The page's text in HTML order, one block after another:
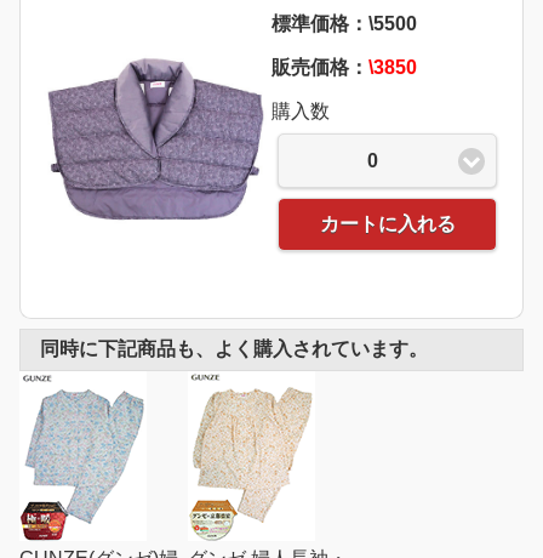
標準価格：\5500
販売価格： \3850
購入数
0
カートに入れる
同時に下記商品も、よく購入されています。